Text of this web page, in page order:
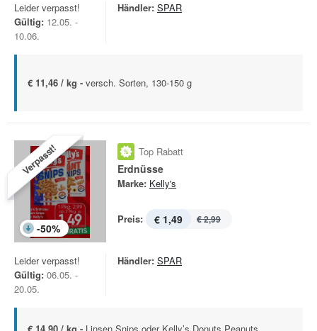
Leider verpasst!
Gültig: 12.05. -
10.06.
Händler: SPAR
€ 11,46 / kg - versch. Sorten, 130-150 g
Verpasst!
-50%
Top Rabatt
Erdnüsse
Marke: Kelly's
Preis: € 1,49 € 2,99
Leider verpasst!
Gültig: 06.05. -
20.05.
Händler: SPAR